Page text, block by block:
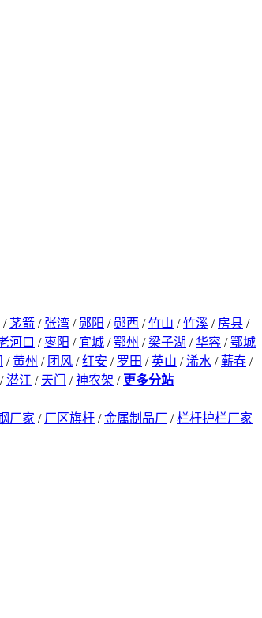
/茅箭 / 张湾 / 郧阳 / 郧西 /竹山 /竹溪 / 房县 /
河口 /枣阳 / 宜城 /鄂州 / 梁子湖 /华容 /鄂城
/黄州 / 团风 /红安 / 罗田 / 英山 /浠水 /蕲春 /
/潜江 / 天门 /神农架 / 更多分站
厂家 / 厂区旗杆 /金属制品厂 /栏杆护栏厂家